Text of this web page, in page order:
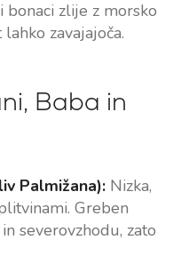
bonaci zlije z morsko
zavajajoča.
Baba in
Palmižana):Nizka,
Greben
severovzhodu, zato